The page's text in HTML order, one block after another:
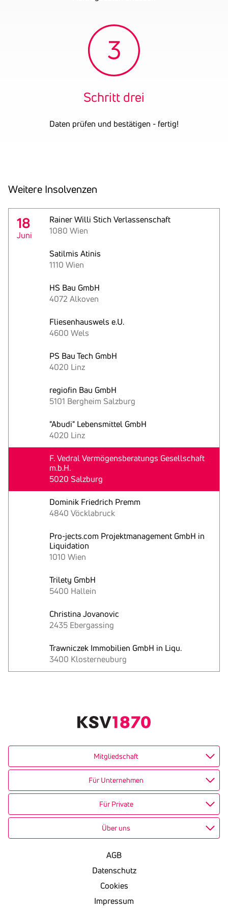
ATU44286401
1081640
30.09.2024
Schritt drei
Daten prüfen und bestätigen - fertig!
Weitere Insol­venzen
18
Juni
Rainer Willi Stich Verlassenschaft
1080 Wien
Satilmis Atinis
1110 Wien
HS Bau GmbH
4072 Alkoven
Fliesenhauswels e.U.
4600 Wels
PS Bau Tech GmbH
4020 Linz
regiofin Bau GmbH
5101 Bergheim Salzburg
"Abudi" Lebensmittel GmbH
4020 Linz
F. Vedral Vermögensberatungs Gesellschaft
m.b.H.
5020 Salzburg
Dominik Friedrich Premm
4840 Vöcklabruck
Pro-jects.com Projektmanagement GmbH in
Liquidation
1010 Wien
Trilety GmbH
5400 Hallein
Christina Jovanovic
2435 Ebergassing
Trawniczek Immobilien GmbH in Liqu.
3400 Klosterneuburg
Mitgliedschaft
Für Unternehmen
Für Private
Über uns
AGB
Datenschutz
Cookies
Impressum